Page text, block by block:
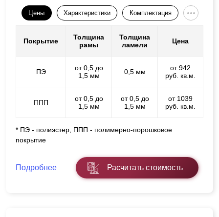
Цены Характеристики Комплектация
Покрытие
Толщина
рамы
Толщина
ламели
Цена
ПЭ
от 0,5 до
1,5 мм
0,5 мм
от 942
руб. кв.м.
ППП
от 0,5 до
1,5 мм
от 0,5 до
1,5 мм
от 1039
руб. кв.м.
* ПЭ - полиэстер, ППП - полимерно-порошковое
покрытие
Подробнее Расчитать стоимость